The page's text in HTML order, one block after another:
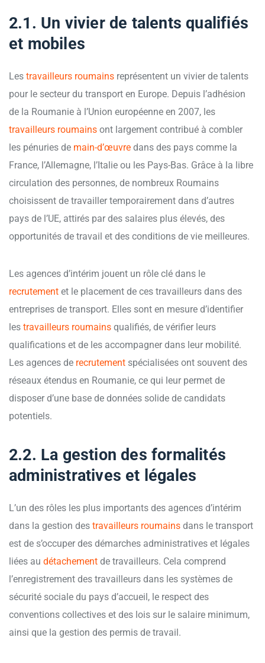
2.1. Un vivier de talents qualifiés
et mobiles
Les travailleurs roumains représentent un vivier de talents
pour le secteur du transport en Europe. Depuis l’adhésion
de la Roumanie à l’Union européenne en 2007, les
travailleurs roumains ont largement contribué à combler
les pénuries de main-d’œuvre dans des pays comme la
France, l’Allemagne, l’Italie ou les Pays-Bas. Grâce à la libre
circulation des personnes, de nombreux Roumains
choisissent de travailler temporairement dans d’autres
pays de l’UE, attirés par des salaires plus élevés, des
opportunités de travail et des conditions de vie meilleures.
Les agences d’intérim jouent un rôle clé dans le
recrutement et le placement de ces travailleurs dans des
entreprises de transport. Elles sont en mesure d’identifier
les travailleurs roumains qualifiés, de vérifier leurs
qualifications et de les accompagner dans leur mobilité.
Les agences de recrutement spécialisées ont souvent des
réseaux étendus en Roumanie, ce qui leur permet de
disposer d’une base de données solide de candidats
potentiels.
2.2. La gestion des formalités
administratives et légales
L’un des rôles les plus importants des agences d’intérim
dans la gestion des travailleurs roumains dans le transport
est de s’occuper des démarches administratives et légales
liées au détachement de travailleurs. Cela comprend
l’enregistrement des travailleurs dans les systèmes de
sécurité sociale du pays d’accueil, le respect des
conventions collectives et des lois sur le salaire minimum,
ainsi que la gestion des permis de travail.